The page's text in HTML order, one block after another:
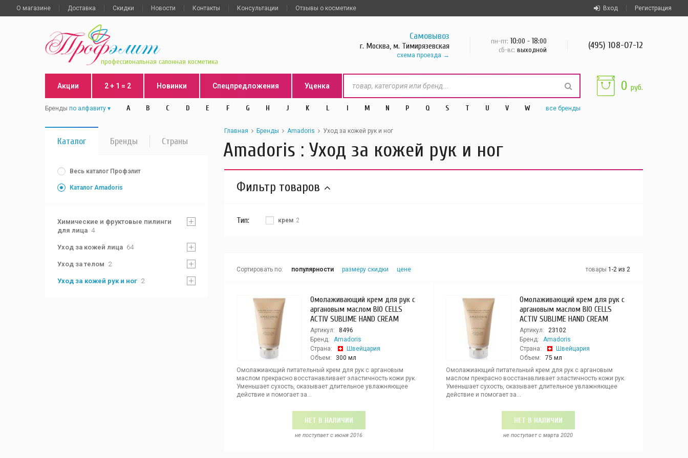
Вход Регистрация
О магазине Доставка Скидки Новости Контакты Консультации Отзывы о косметике
профессиональная салонная косметика
Самовывоз
г. Москва, м. Тимирязевская
схема проезда
пн-пт: 10:00 - 18:00
сб-вс: выходной (495) 108-07-12
Акции 2 + 1 = 2 Новинки Спецпредложения Уценка
Бренды по алфавиту A B C D E F G H J K L l M N P Q S T U V W все бренды
0 руб.
Каталог Бренды Страны
Весь каталог Профэлит
Каталог Amadoris
Химические и фруктовые пилинги
для лица 4
Уход за кожей лица 64
Уход за телом 2
Уход за кожей рук и ног 2
Главная Бренды Amadoris Уход за кожей рук и ног
Amadoris : Уход за кожей рук и ног
Фильтр товаров
Тип: крем 2
Сортировать по: популярности размеру скидки цене товары 1-2 из 2
Омолаживающий крем для рук с
аргановым маслом BIO CELLS
ACTIV SUBLIME HAND CREAM
Артикул:
8496
Бренд:
Amadoris
Страна:
Швейцария
Объем:
300 мл
Омолажиающий питательный крем для рук с аргановым
маслом прекрасно восстанавливает эластичность кожи рук.
Уменьшает сухость, оказывает длительное увлажняющее
действие и помогает за...
НЕТ В НАЛИЧИИ
не поступает c июня 2016
Омолаживающий крем для рук с
аргановым маслом BIO CELLS
ACTIV SUBLIME HAND CREAM
Артикул:
23102
Бренд:
Amadoris
Страна:
Швейцария
Объем:
75 мл
Омолажиающий питательный крем для рук с аргановым
маслом прекрасно восстанавливает эластичность кожи рук.
Уменьшает сухость, оказывает длительное увлажняющее
действие и помогает за...
НЕТ В НАЛИЧИИ
не поступает c марта 2020